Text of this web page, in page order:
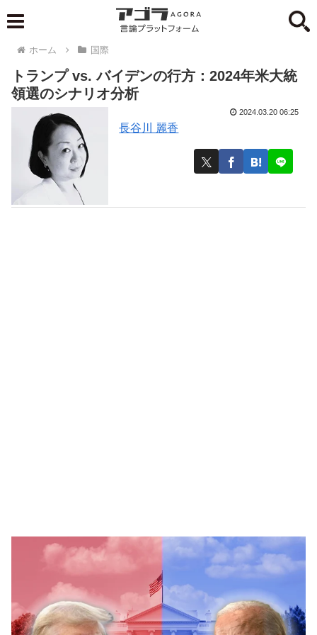
ホーム 国際
トランプ vs. バイデンの行方：2024年米大統
領選のシナリオ分析
長谷川 麗香
2024.03.20 06:25